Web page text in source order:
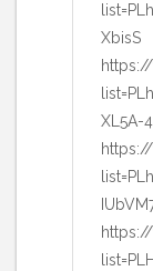
XbisS
XL5A-4